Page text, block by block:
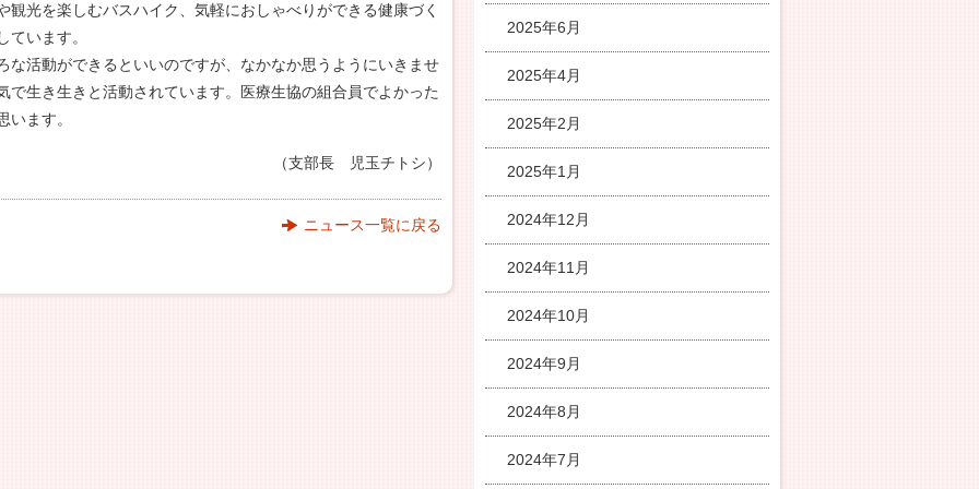
光を楽しむバスハイク、気軽におしゃべりができる健康づく
います。
な活動ができるといいのですが、なかなか思うようにいきませ
で生き生きと活動されています。医療生協の組合員でよかった
ます。
（支部長 児玉チトシ）
ニュース一覧に戻る
2025年6月
2025年4月
2025年2月
2025年1月
2024年12月
2024年11月
2024年10月
2024年9月
2024年8月
2024年7月